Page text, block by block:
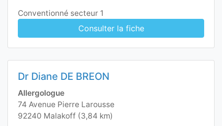
Conventionné secteur 1
Consulter la fiche
Dr Diane DE BREON
Allergologue
74 Avenue Pierre Larousse
92240 Malakoff (3,84 km)